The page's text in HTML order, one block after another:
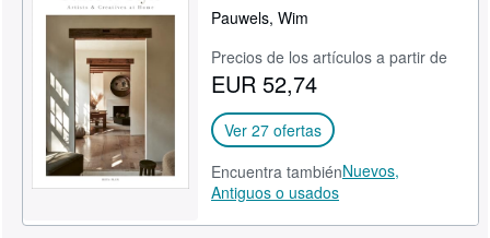
Pauwels, Wim
Precios de los artículos a partir de
EUR 52,74
Ver 27 ofertas
Encuentra tambiénNuevos,
Antiguos o usados